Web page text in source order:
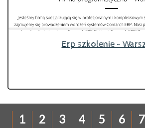
Erp szkolenie -
1 2 3 4 5 6 7